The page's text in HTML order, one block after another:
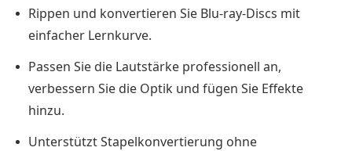
Rippen und konvertieren Sie Blu-ray-Discs mit
einfacher Lernkurve.
Passen Sie die Lautstärke professionell an,
verbessern Sie die Optik und fügen Sie Effekte
hinzu.
Unterstützt Stapelkonvertierung ohne